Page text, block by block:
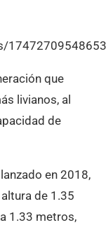
que
livianos, al
de
en 2018,
de 1.35
1.33 metros,